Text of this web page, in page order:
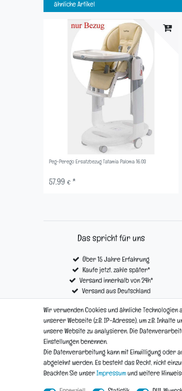
ähnliche Artikel
Peg-Perego Ersatzbezug Tatamia Paloma 16.03
57,99 € *
Das spricht für uns
Über 15 Jahre Erfahrung
Kaufe jetzt, zahle später*
Versand innerhalb von 24h*
Versand aus Deutschland
Wir verwenden Cookies und ähnliche
unserer Webseite (z.B. IP-Adresse), um z.B.
unsere Website zu analysieren. Die
Einstellungen benennen.
Die Datenverarbeitung kann mit Einwilligung oder
abgelehnt werden. Es besteht das Recht, nicht
Beachten Sie unser Impressum und weitere